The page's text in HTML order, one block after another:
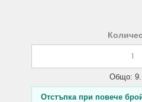
Общо:
Отстъпка при повече